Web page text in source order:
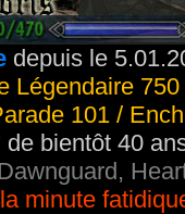
depuis le
Légendaire
101 /
de bientôt 40
minute